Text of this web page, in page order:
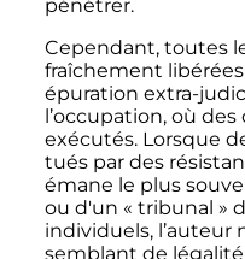
pénétrer.
Cependant, toutes
fraîchement
épuration extra-
l’occupation, où
exécutés. Lorsque
tués par des
émane le plus
ou d'un « tribunal »
individuels, l’auteur
semblant de